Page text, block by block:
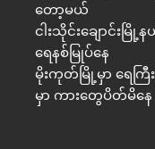
တော့မယ်
ငါးသိုင်းချောင်း
ရေနစ်မြုပ်နေ
မိုးကုတ်မြို့မှာ ရေကြီး
မှာ ကားတွေပိတ်မိနေ